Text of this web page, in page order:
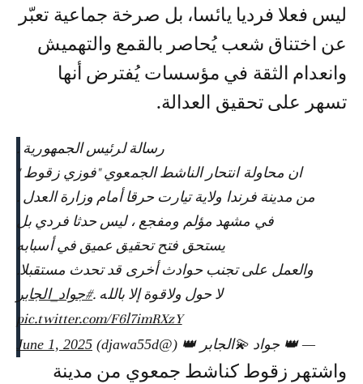
ليس فعلا فرديا يائسا، بل صرخة جماعية تعبّر
عن اختناق شعب يُحاصر بالقمع والتهميش
وانعدام الثقة في مؤسسات يُفترض أنها
تسهر على تحقيق العدالة.
رسالة لرئيس الجمهورية .
ان محاولة انتحار الناشط الجمعوي "فوزي زقوط "
من مدينة فرندا ولاية تيارت حرقا أمام وزارة العدل .
في مشهد مؤلم ومفجع ، ليس حدثا فردي بل
يستحق فتح تحقيق عميق في أسبابه
والعمل على تجنب حوادث أخرى قد تحدث مستقبلا.
لا حول ولاقوة إلا بالله .#جواد_الجابر
pic.twitter.com/F6l7imRXzY
— 👑 جواد 💫الجابر 👑 (@djawa55d) June 1, 2025
واشتهر زقوط كناشط جمعوي من مدينة